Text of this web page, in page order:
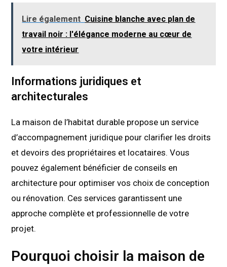
Lire également Cuisine blanche avec plan de
travail noir : l'élégance moderne au cœur de
votre intérieur
Informations juridiques et
architecturales
La maison de l’habitat durable propose un service
d’accompagnement juridique pour clarifier les droits
et devoirs des propriétaires et locataires. Vous
pouvez également bénéficier de conseils en
architecture pour optimiser vos choix de conception
ou rénovation. Ces services garantissent une
approche complète et professionnelle de votre
projet.
Pourquoi choisir la maison de